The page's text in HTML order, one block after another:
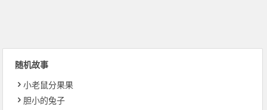
随机故事
小老鼠分果果
胆小的兔子